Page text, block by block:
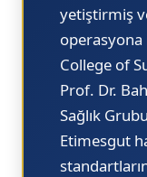
yetiştirmiş
operasyona
College of
Prof. Dr.
Sağlık
Etimesgut